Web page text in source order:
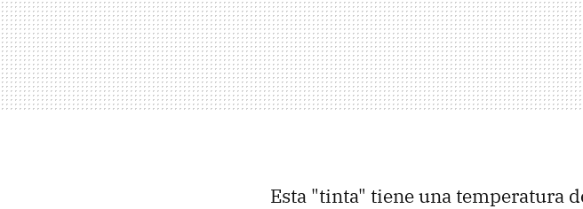
Esta "tinta" tiene una temperatura